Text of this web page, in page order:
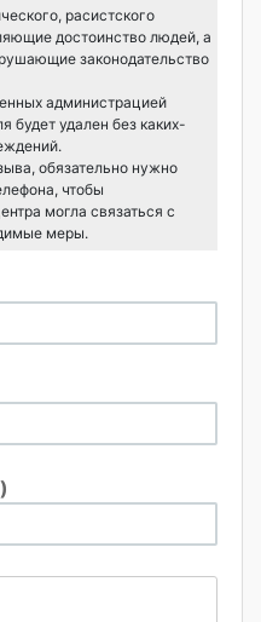
расистского
достоинство людей, а
законодательство
администрацией
будет удален без каких-
обязательно нужно
чтобы
могла связаться с
меры.